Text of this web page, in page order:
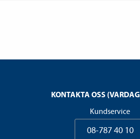
KONTAKTA OSS
Kundservice
08-787 40 10